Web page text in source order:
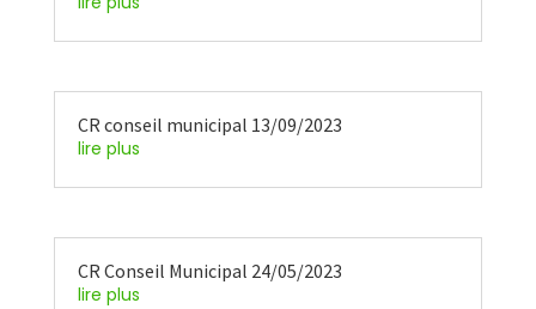
CR conseil municipal 13/09/2023
lire plus
CR Conseil Municipal 24/05/2023
lire plus